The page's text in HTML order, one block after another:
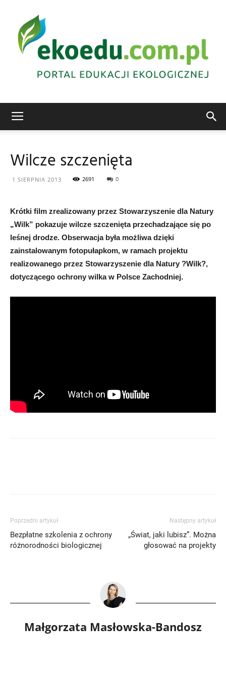
ekologiczna
Abrys
Wilcze szczenięta
1 SIERPNIA 2013 2691 0
Krótki film zrealizowany przez Stowarzyszenie dla Natury
„Wilk” pokazuje wilcze szczenięta przechadzające się po
leśnej drodze. Obserwacja była możliwa dzięki
zainstalowanym fotopułapkom, w ramach projektu
realizowanego przez Stowarzyszenie dla Natury ?Wilk?,
dotyczącego ochrony wilka w Polsce Zachodniej.
Poprzedni artykuł
Bezpłatne szkolenia z ochrony
różnorodności biologicznej
Następny artykuł
„Świat, jaki lubisz”. Można
głosować na projekty
Małgorzata Masłowska-Bandosz